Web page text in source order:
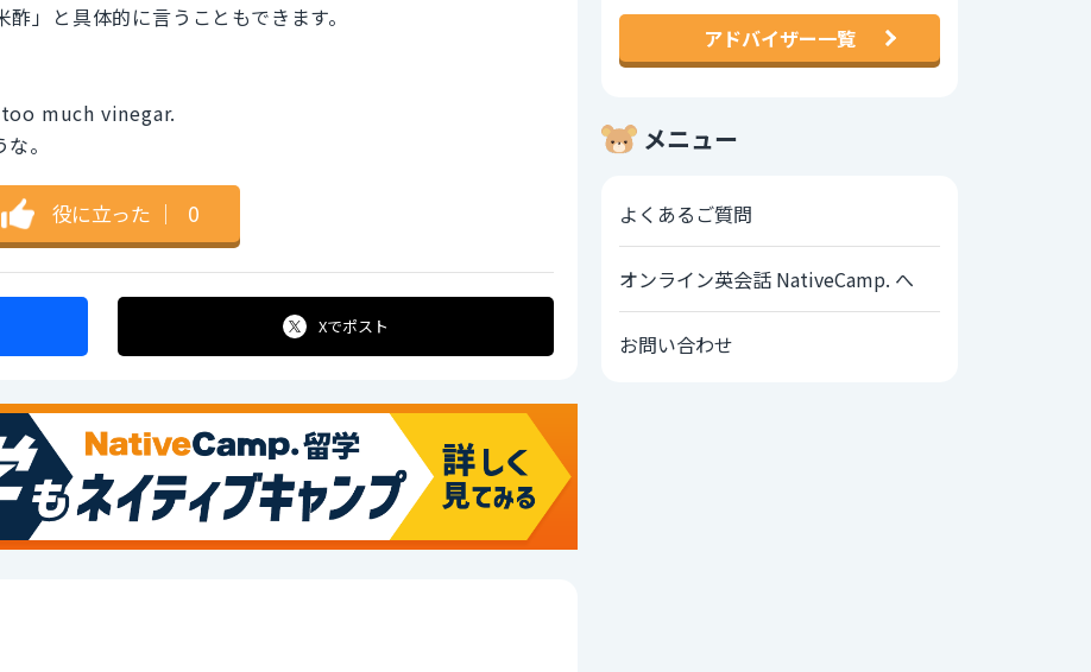
」と具体的に言うこともできます。
much vinegar.
。
役に立った ｜ 0
Xでポスト
アドバイザー一覧
メニュー
よくあるご質問
オンライン英会話 NativeCamp. へ
お問い合わせ